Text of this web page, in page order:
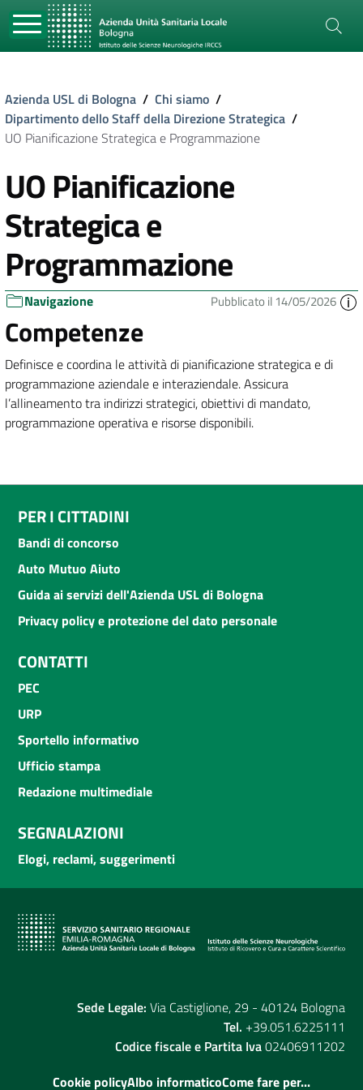
Azienda USL di Bologna / Chi siamo /
Dipartimento dello Staff della Direzione Strategica /
UO Pianificazione Strategica e Programmazione
UO Pianificazione
Strategica e
Programmazione
Navigazione Pubblicato il 14/05/2026
Competenze
Definisce e coordina le attività di pianificazione strategica e di
programmazione aziendale e interaziendale. Assicura
l’allineamento tra indirizzi strategici, obiettivi di mandato,
programmazione operativa e risorse disponibili.
PER I CITTADINI
Bandi di concorso
Auto Mutuo Aiuto
Guida ai servizi dell'Azienda USL di Bologna
Privacy policy e protezione del dato personale
CONTATTI
PEC
URP
Sportello informativo
Ufficio stampa
Redazione multimediale
SEGNALAZIONI
Elogi, reclami, suggerimenti
Sede Legale: Via Castiglione, 29 - 40124 Bologna
Tel. +39.051.6225111
Codice fiscale e Partita Iva02406911202
Cookie policyAlbo informaticoCome fare per...